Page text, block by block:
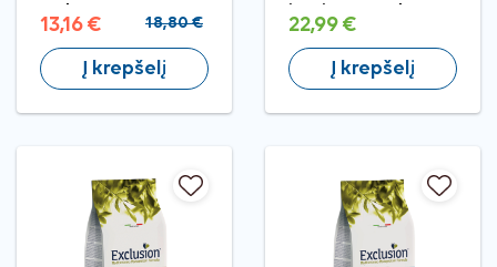
13,16 € 18,80 €
Į krepšelį
22,99 €
Į krepšelį